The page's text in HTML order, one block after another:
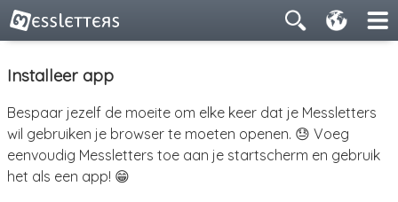
Installeer app
Bespaar jezelf de moeite om elke keer dat je Messletters
wil gebruiken je browser te moeten openen. 😓 Voeg
eenvoudig Messletters toe aan je startscherm en gebruik
het als een app! 😁